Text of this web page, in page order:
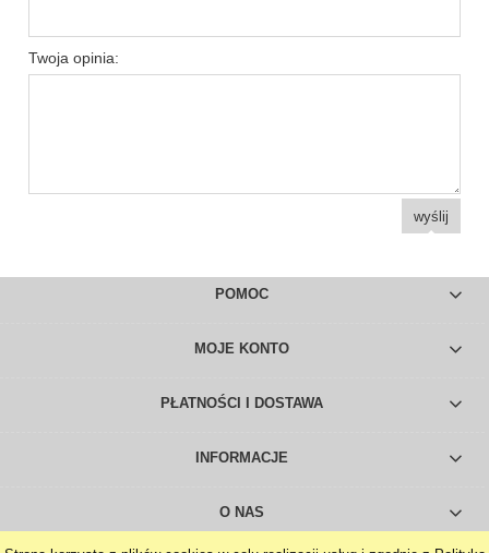
Twoja opinia:
wyślij
POMOC
MOJE KONTO
PŁATNOŚCI I DOSTAWA
INFORMACJE
O NAS